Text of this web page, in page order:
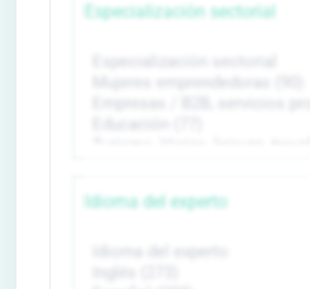
Especialización sectorial
Idioma del experto